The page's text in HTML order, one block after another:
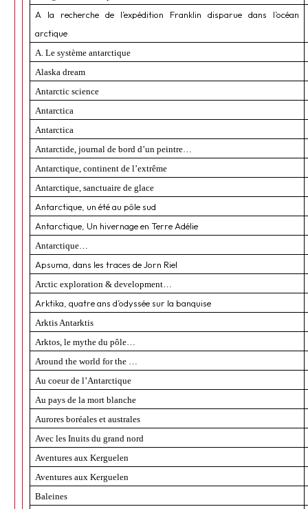
A la recherche de l’expédition Franklin disparue dans l’océan
arctique
A. Le système antarctique
Alaska dream
Antarctic science
Antarctica
Antarctica
Antarctide, journal de bord d’un peintre…
Antarctique, continent de l’extrême
Antarctique, sanctuaire de glace
Antarctique, un été au pôle sud
Antarctique, Un hivernage en Terre Adélie
Antarctique…
Apsuma, dans les traces de Jorn Riel
Arctic exploration & development…
Arktika, quatre ans d’odyssée sur la banquise
Arktis Antarktis
Arktos, le mythe du pôle…
Around the world for the …
Au coeur de l’Antarctique
Au pays de la mort blanche
Aurores boréales et australes
Avec les Inuits du grand nord
Aventures aux Kerguelen
Aventures aux Kerguelen
Baleines